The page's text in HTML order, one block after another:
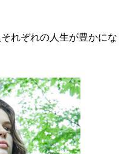
れぞれの人生が豊かにな